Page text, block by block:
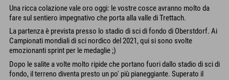
Una ricca colazione vale oro oggi: le vostre cosce avranno molto da
fare sul sentiero impegnativo che porta alla valle di Trettach.
La partenza è prevista presso lo stadio di sci di fondo di Oberstdorf. Ai
Campionati mondiali di sci nordico del 2021, qui si sono svolte
emozionanti sprint per le medaglie ;)
Dopo le salite a volte molto ripide che portano fuori dallo stadio di sci di
fondo, il terreno diventa presto un po' più pianeggiante. Superato il